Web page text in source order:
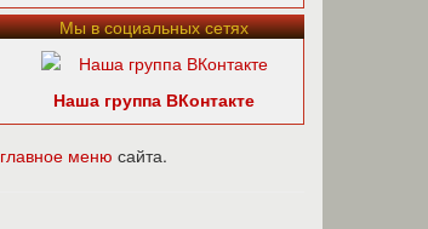
Мы в социальных сетях
Наша группа ВКонтакте
главное меню сайта.